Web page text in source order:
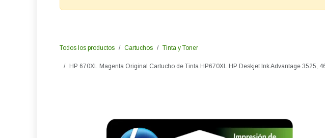
Todos los productos Cartuchos Tinta y Toner
HP 670XL Magenta Original Cartucho de Tinta HP670XL HP Deskjet Ink Advantage 3525,